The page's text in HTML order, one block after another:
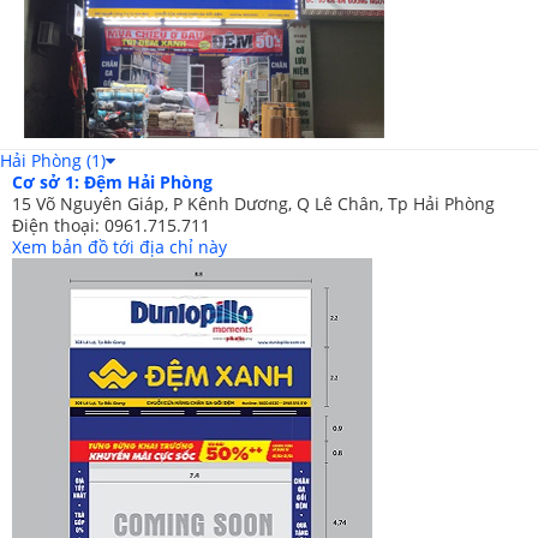
Website: changagoidemdep.vn
Giấy phép ĐKKD số: 0106928824 - Cấp ngày 7/8/2015 do sở kế
hoạch đầu tư TP HN cấp
Hải Phòng (1)
Cơ sở 1: Đệm Hải Phòng
15 Võ Nguyên Giáp, P Kênh Dương, Q Lê Chân, Tp Hải Phòng
Điện thoại: 0961.715.711
Xem bản đồ tới địa chỉ này